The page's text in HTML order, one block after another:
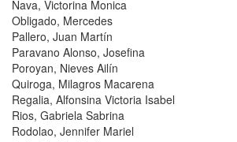
Nava, Victorina Monica
Obligado, Mercedes
Pallero, Juan Martín
Paravano Alonso, Josefina
Poroyan, Nieves Ailín
Quiroga, Milagros Macarena
Regalia, Alfonsina Victoria Isabel
Rios, Gabriela Sabrina
Rodolao, Jennifer Mariel